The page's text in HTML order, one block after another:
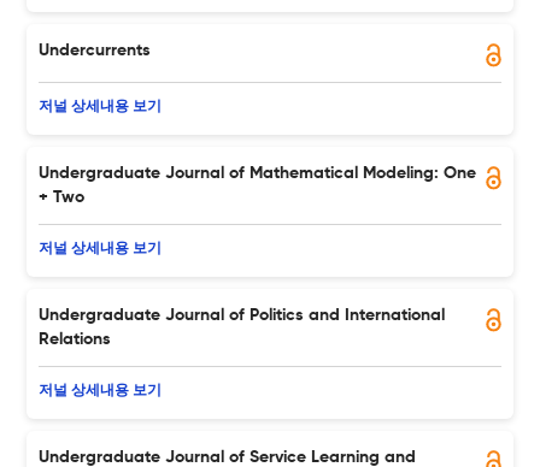
Undercurrents
저널 상세내용 보기
Undergraduate Journal of Mathematical Modeling: One
+ Two
저널 상세내용 보기
Undergraduate Journal of Politics and International
Relations
저널 상세내용 보기
Undergraduate Journal of Service Learning and